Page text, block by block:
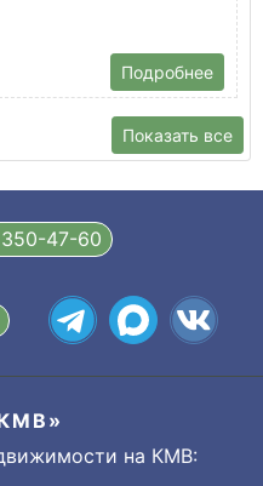
Подробнее
Показать все
47-60
на КМВ: